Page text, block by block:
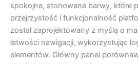
spokojne, stonowane barwy, które
przejrzystość i funkcjonalność
został zaprojektowany z myślą o
łatwości nawigacji, wykorzystując
elementów. Główny panel